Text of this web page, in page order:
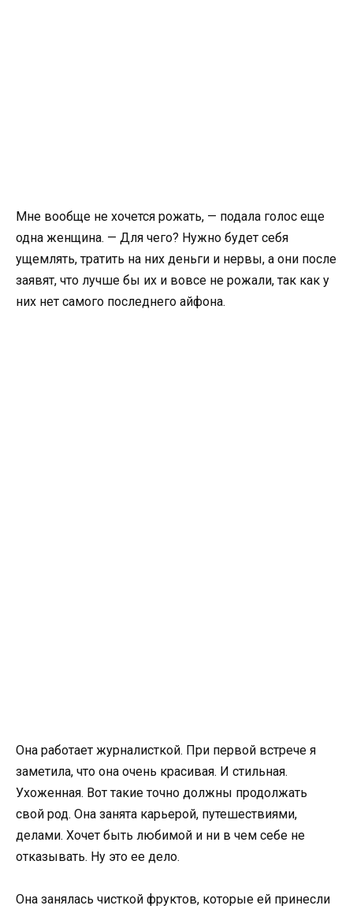
Мне вообще не хочется рожать, — подала голос еще
одна женщина. — Для чего? Нужно будет себя
ущемлять, тратить на них деньги и нервы, а они после
заявят, что лучше бы их и вовсе не рожали, так как у
них нет самого последнего айфона.
Она работает журналисткой. При первой встрече я
заметила, что она очень красивая. И стильная.
Ухоженная. Вот такие точно должны продолжать
свой род. Она занята карьерой, путешествиями,
делами. Хочет быть любимой и ни в чем себе не
отказывать. Ну это ее дело.
Она занялась чисткой фруктов, которые ей принесли